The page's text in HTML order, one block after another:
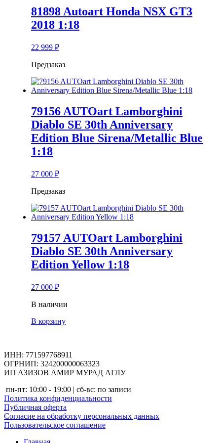
81898 Autoart Honda NSX GT3
2018 1:18
22 999 ₽
Предзаказ
79156 AUTOart Lamborghini
Diablo SE 30th Anniversary
Edition Blue Sirena/Metallic Blue
1:18
27 000 ₽
Предзаказ
79157 AUTOart Lamborghini
Diablo SE 30th Anniversary
Edition Yellow 1:18
27 000 ₽
В наличии
В корзину
ИНН: 771597768911
ОГРНИП: 324200000063323
ИП АЗИЗОВ АМИР МУРАД АГЛУ
пн-пт: 10:00 - 19:00 | сб-вс: по записи
Политика конфиденциальности
Публичная оферта
Согласие на обработку персональных данных
Пользовательское соглашение